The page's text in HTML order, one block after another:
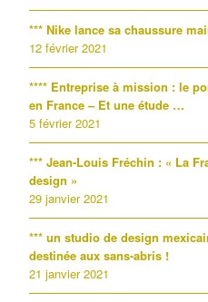
*** Nike lance sa chaussure
12 février 2021
**** Entreprise à mission : le
en France – Et une étude …
5 février 2021
*** Jean-Louis Fréchin : « La
design »
29 janvier 2021
*** un studio de design
destinée aux sans-abris !
21 janvier 2021